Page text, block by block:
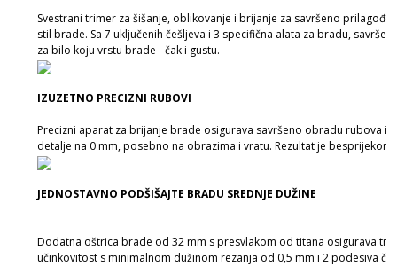
Svestrani trimer za šišanje, oblikovanje i brijanje za savršeno
stil brade. Sa 7 uključenih češljeva i 3 specifična alata za bradu, savršen
za bilo koju vrstu brade - čak i gustu.
IZUZETNO PRECIZNI RUBOVI
Precizni aparat za brijanje brade osigurava savršeno obradu rubova i
detalje na 0 mm, posebno na obrazima i vratu. Rezultat je
JEDNOSTAVNO PODŠIŠAJTE BRADU SREDNJE DUŽINE
Dodatna oštrica brade od 32 mm s presvlakom od titana osigurava
učinkovitost s minimalnom dužinom rezanja od 0,5 mm i 2 podesiva